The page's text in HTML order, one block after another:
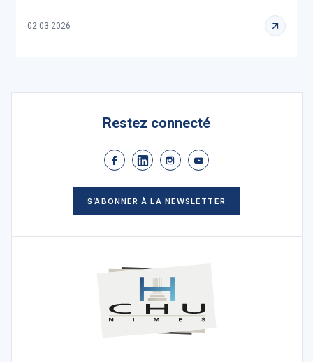
02.03.2026
Restez connecté
S’ABONNER À LA NEWSLETTER